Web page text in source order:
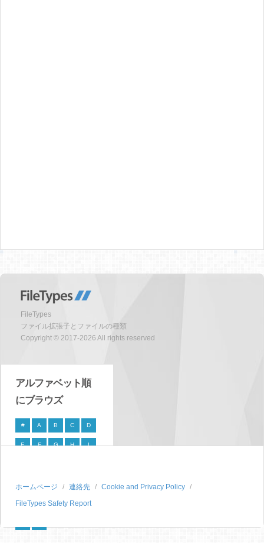
FileTypes
ファイル拡張子とファイルの種類
Copyright © 2017-2026 All rights reserved
アルファベット順
にブラウズ
# A B C D
E F G H I
P Q R S
T U V W X
ホームページ 連絡先
Cookie and Privacy Policy
FileTypes Safety Report